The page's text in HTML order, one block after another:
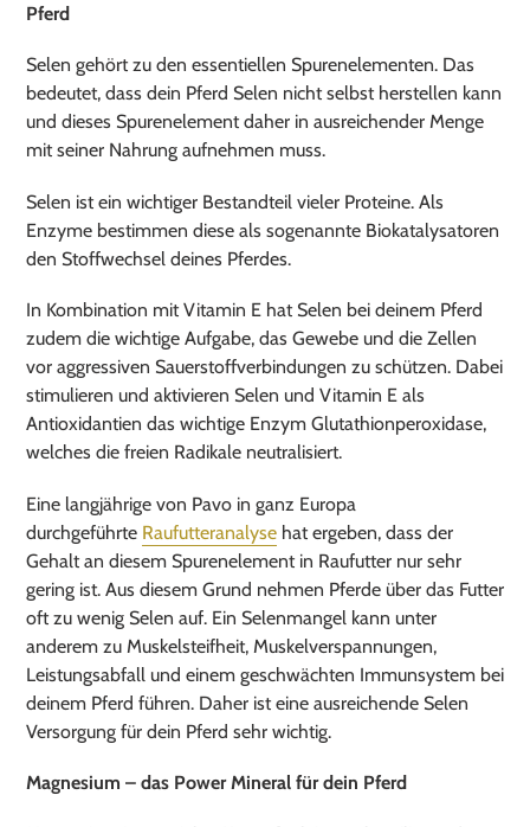
Pferd
Selen gehört zu den essentiellen Spurenelementen. Das
bedeutet, dass dein Pferd Selen nicht selbst herstellen kann
und dieses Spurenelement daher in ausreichender Menge
mit seiner Nahrung aufnehmen muss.
Selen ist ein wichtiger Bestandteil vieler Proteine. Als
Enzyme bestimmen diese als sogenannte Biokatalysatoren
den Stoffwechsel deines Pferdes.
In Kombination mit Vitamin E hat Selen bei deinem Pferd
zudem die wichtige Aufgabe, das Gewebe und die Zellen
vor aggressiven Sauerstoffverbindungen zu schützen. Dabei
stimulieren und aktivieren Selen und Vitamin E als
Antioxidantien das wichtige Enzym Glutathionperoxidase,
welches die freien Radikale neutralisiert.
Eine langjährige von Pavo in ganz Europa
durchgeführte Raufutteranalyse hat ergeben, dass der
Gehalt an diesem Spurenelement in Raufutter nur sehr
gering ist. Aus diesem Grund nehmen Pferde über das Futter
oft zu wenig Selen auf. Ein Selenmangel kann unter
anderem zu Muskelsteifheit, Muskelverspannungen,
Leistungsabfall und einem geschwächten Immunsystem bei
deinem Pferd führen. Daher ist eine ausreichende Selen
Versorgung für dein Pferd sehr wichtig.
Magnesium – das Power Mineral für dein Pferd